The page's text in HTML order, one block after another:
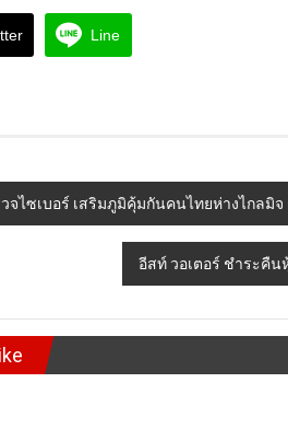
Line
จไซเบอร์ เสริมภูมิคุ้มกันคนไทยห่างไกลมิจ
อีสท์ วอเตอร์ ชำระคืน